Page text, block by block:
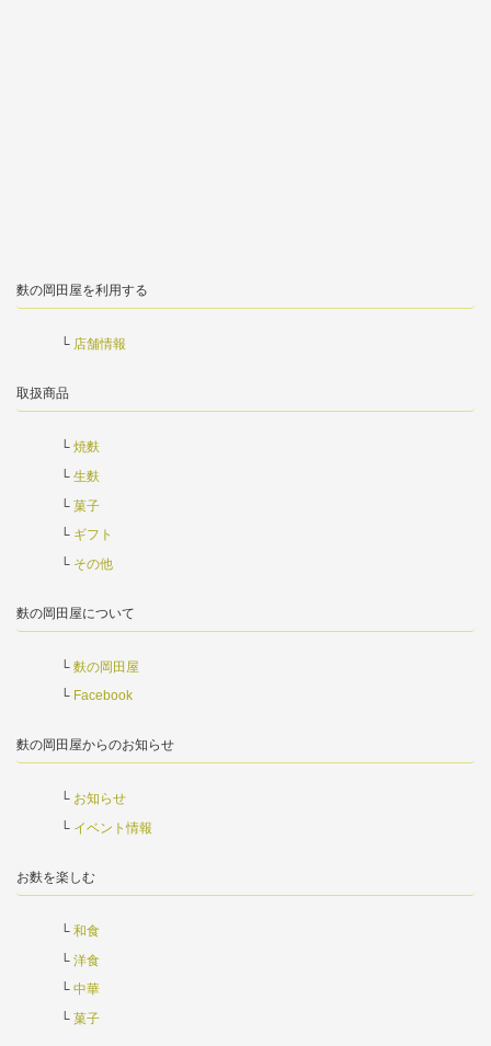
麩の岡田屋を利用する
店舗情報
取扱商品
焼麩
生麩
菓子
ギフト
その他
麩の岡田屋について
麩の岡田屋
Facebook
麩の岡田屋からのお知らせ
お知らせ
イベント情報
お麩を楽しむ
和食
洋食
中華
菓子